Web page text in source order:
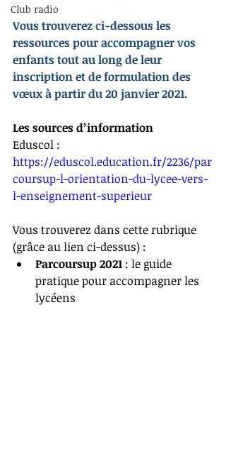
Club radio
Vous trouverez ci-dessous les
ressources pour accompagner vos
enfants tout au long de leur
inscription et de formulation des
vœux à partir du 20 janvier 2021.
Les sources d’information
Eduscol :
https://eduscol.education.fr/2236/par
coursup-l-orientation-du-lycee-vers-
l-enseignement-superieur
Vous trouverez dans cette rubrique
(grâce au lien ci-dessus) :
Parcoursup 2021 : le guide
pratique pour accompagner les
lycéens